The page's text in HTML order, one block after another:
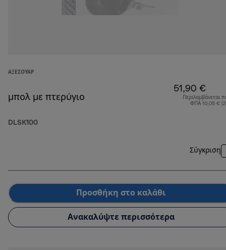
ΑΞΕΣΟΥΆΡ
μπολ με πτερύγιο
DLSK100
51,90 €
Περιλαμβάνεται
ΦΠΑ 10,05 €
Σύγκριση
Προσθήκη στο καλάθι
Ανακαλύψτε περισσότερα